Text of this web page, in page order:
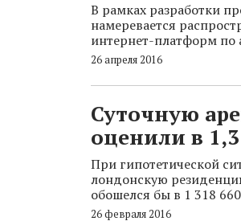
В рамках разработки
намеревается
интернет-платформ по
26 апреля 2016
Суточную
оценили в
При гипотетической
лондонскую
обошелся бы в 1 318
26 февраля 2016